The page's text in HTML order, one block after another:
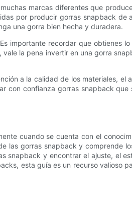
marcas diferentes que
por producir gorras snapback
una gorra bien hecha y duradera.
importante recordar que obtienes
la pena invertir en una gorra
a la calidad de los materiales, el
con confianza gorras snapback
cuando se cuenta con el
las gorras snapback y comprende
snapback y encontrar el ajuste, el
esta guía es un recurso valioso